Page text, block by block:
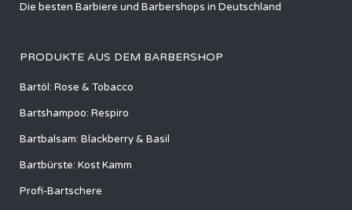
Die besten Barbiere und Barbershops in Deutschland
PRODUKTE AUS DEM BARBERSHOP
Bartöl: Rose & Tobacco
Bartshampoo: Respiro
Bartbalsam: Blackberry & Basil
Bartbürste: Kost Kamm
Profi-Bartschere